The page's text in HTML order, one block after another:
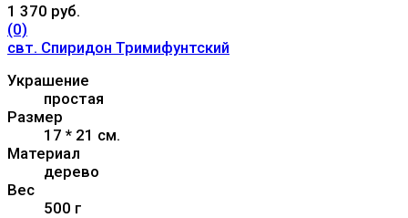
1 370 руб.
(0)
свт. Спиридон Тримифунтский
Украшение
простая
Размер
17 * 21 см.
Материал
дерево
Вес
500 г